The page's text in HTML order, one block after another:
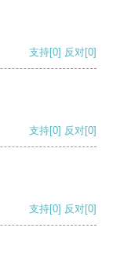
支持[0] 反对[0]
支持[0] 反对[0]
支持[0] 反对[0]